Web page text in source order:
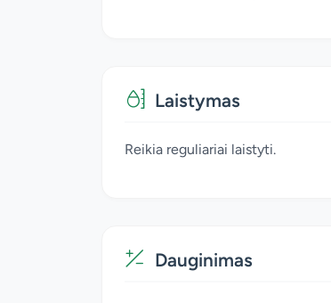
Laistymas
Reikia reguliariai laistyti.
Dauginimas